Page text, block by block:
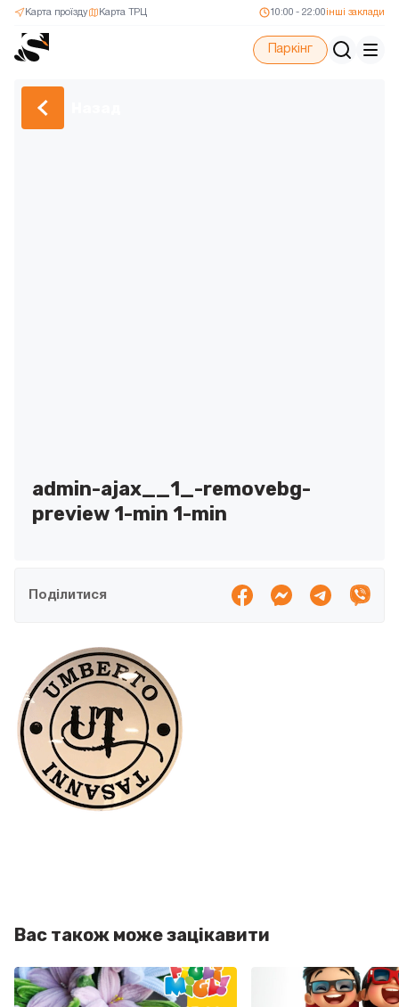
Карта ТРЦ
Карта проїзду 10:00 - 22:00 інші заклади
Паркінг
admin-ajax__1_-removebg-
preview 1-min 1-min
Поділитися
Вас також може зацікавити